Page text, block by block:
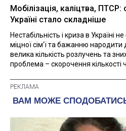
Мобілізація, каліцтва, ПТСР:
Україні стало складніше
Нестабільність і криза в Україні
міцної сім'ї та бажанню народити
велика кількість розлучень та
проблема – скорочення кількості